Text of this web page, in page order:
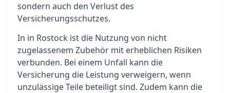
sondern auch den Verlust des
Versicherungsschutzes.
In in Rostock ist die Nutzung von nicht
zugelassenem Zubehör mit erheblichen Risiken
verbunden. Bei einem Unfall kann die
Versicherung die Leistung verweigern, wenn
unzulässige Teile beteiligt sind. Zudem kann die